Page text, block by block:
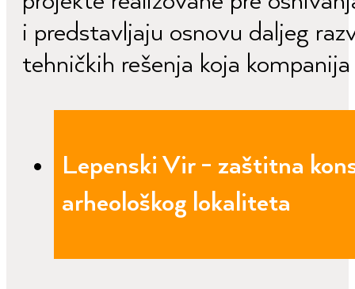
i predstavljaju osnovu daljeg
tehničkih rešenja koja
Lepenski Vir - zaštitna
arheološkog lokaliteta